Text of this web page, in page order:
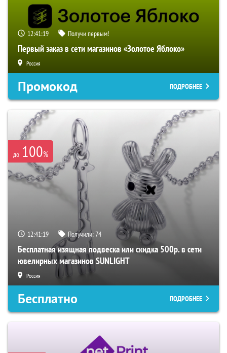
12:41:18 Получи первым!
Первый заказ в сети магазинов «Золотое Яблоко»
Россия
Промокод ПОДРОБНЕЕ
до 100%
12:41:18 Получили:74
Бесплатная изящная подвеска или скидка 500р. в сети
ювелирных магазинов SUNLIGHT
Россия
Бесплатно ПОДРОБНЕЕ